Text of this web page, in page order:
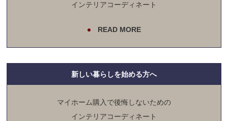
インテリアコーディネート
READ MORE
新しい暮らしを始める方へ
マイホーム購入で後悔しないための
インテリアコーディネート